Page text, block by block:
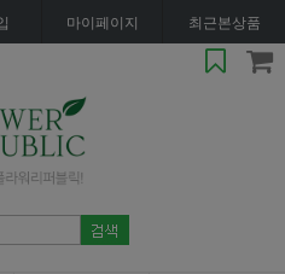
마이페이지 최근본상품